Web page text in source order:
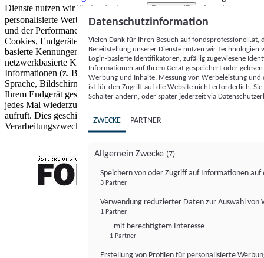
Dienste nutzen wir Technologien von
Partnern (5)
. Zwecke:
personalisierte Werbung und Inhalte, Messung von Werbeleistung
und der Performance von Inhalten sowie Zielgruppenforschung.
Cookies, Endgeräte- oder ähnliche Online-Kennungen (z. B. login-
basierte Kennungen, zufällig generierte Kennungen,
netzwerkbasierte Kennungen) können zusammen mit anderen
Informationen (z. B. Browsertyp und Browserinformationen,
Sprache, Bildschirmgröße, unterstützte Technologien usw.) auf
Ihrem Endgerät gespeichert oder von dort ausgelesen werden, um es
jedes Mal wiederzuerkennen, wenn es eine App oder einer Webseite
aufruft. Dies geschieht für einen oder mehrere der hier aufgeführten
Verarbeitungszwecke.
Datenschutzinformation
Vielen Dank für Ihren Besuch auf
Bereitstellung unserer Dienste nutzen wir Technologien
Login-basierte Identifikatoren, zufällig zugewiesene
Informationen auf Ihrem Gerät gespeichert oder
Werbung und Inhalte, Messung von Werbeleistung
ist für den Zugriff auf die Website nicht erforderlich.
Schalter ändern, oder später jederzeit via
ZWECKE PARTNER
Allgemein Zwecke (7)
Speichern von oder Zugriff auf Informationen auf
3 Partner
Verwendung reduzierter Daten zur Auswahl von
1 Partner
- mit berechtigtem Interesse
1 Partner
Erstellung von Profilen für personalisierte
FONDS professionell